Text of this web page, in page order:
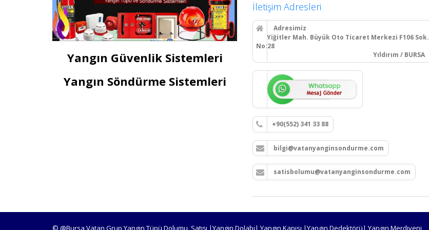
Yangın Güvenlik Sistemleri
Yangın Söndürme Sistemleri
İletişim Adresleri
Adresimiz
Yiğitler Mah. Büyük Oto Ticaret Merkezi F106 Sok.
No:28
Yıldırım / BURSA
+90(552) 341 33 88
bilgi@vatanyanginsondurme.com
satisbolumu@vatanyanginsondurme.com
© @Bursa Vatan Grup Yangın Tüpü Dolumu, Satışı |Yangın Dolabı| Yangın Kapısı |Yangın Dedektörü| Yangın Merdiveni